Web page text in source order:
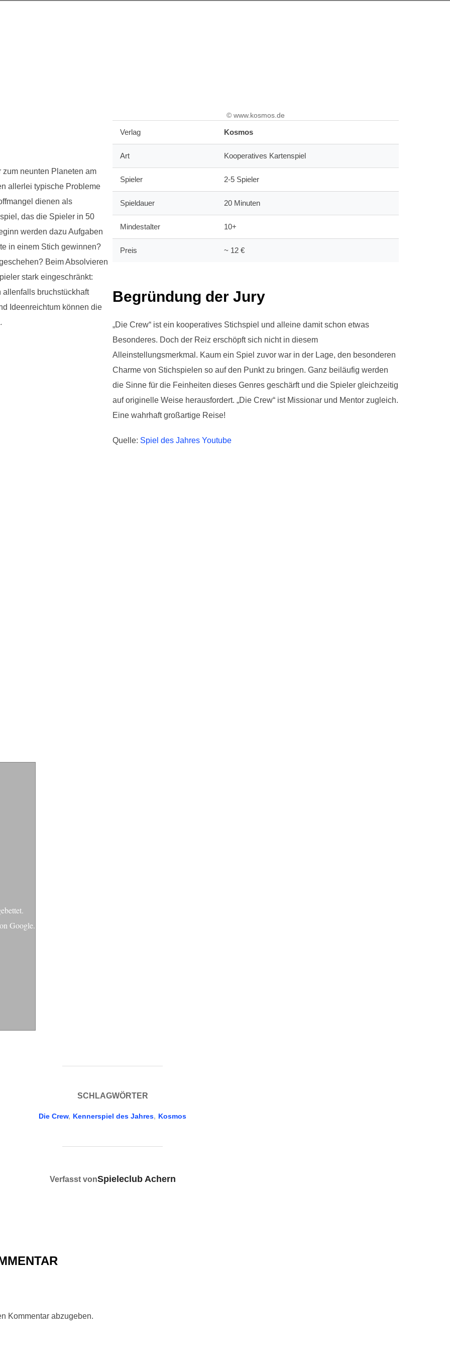
neunten Planeten am
allerlei typische Probleme
dienen als
das die Spieler in 50
werden dazu Aufgaben
in einem Stich gewinnen?
Beim Absolvieren
stark eingeschränkt:
allenfalls bruchstückhaft
Ideenreichtum können die
© www.kosmos.de
Verlag Kosmos
Art Kooperatives Kartenspiel
Spieler 2-5 Spieler
Spieldauer 20 Minuten
Mindestalter 10+
Preis ~ 12 €
Begründung der Jury
„Die Crew“ ist ein kooperatives Stichspiel und alleine damit schon etwas
Besonderes. Doch der Reiz erschöpft sich nicht in diesem
Alleinstellungsmerkmal. Kaum ein Spiel zuvor war in der Lage, den besonderen
Charme von Stichspielen so auf den Punkt zu bringen. Ganz beiläufig werden
die Sinne für die Feinheiten dieses Genres geschärft und die Spieler gleichzeitig
auf originelle Weise herausfordert. „Die Crew“ ist Missionar und Mentor zugleich.
Eine wahrhaft großartige Reise!
Quelle: Spiel des Jahres Youtube
Google.
SCHLAGWÖRTER
Die Crew, Kennerspiel des Jahres, Kosmos
BEITRAGSAUTOR
Verfasst vonSpieleclub Achern
Kommentar abzugeben.